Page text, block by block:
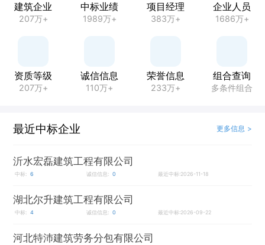
建筑企业
207万+
中标业绩
1989万+
项目经理
383万+
企业人员
1686万+
资质等级
207万+
诚信信息
110万+
荣誉信息
233万+
组合查询
多条件组合
最近中标企业 更多信息 >
沂水宏磊建筑工程有限公司
中标: 6 诚信信息: 0 最近中标:2026-11-18
湖北尔升建筑工程有限公司
中标: 4 诚信信息: 0 最近中标:2026-09-22
河北特沛建筑劳务分包有限公司